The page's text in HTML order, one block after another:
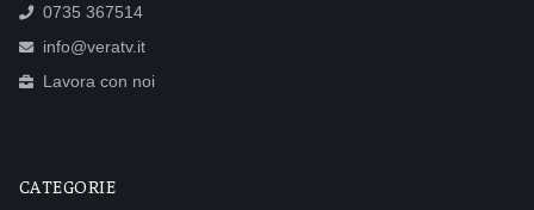
0735 367514
info@veratv.it
Lavora con noi
CATEGORIE